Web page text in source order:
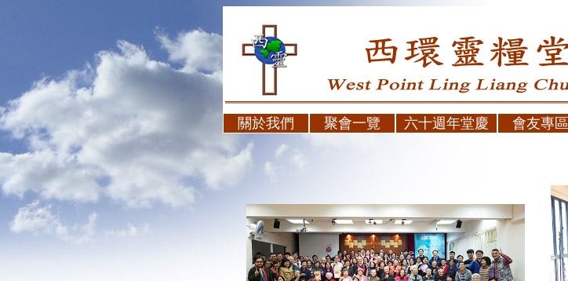
關於我們 聚會一覽 六十週年堂慶 會友專區